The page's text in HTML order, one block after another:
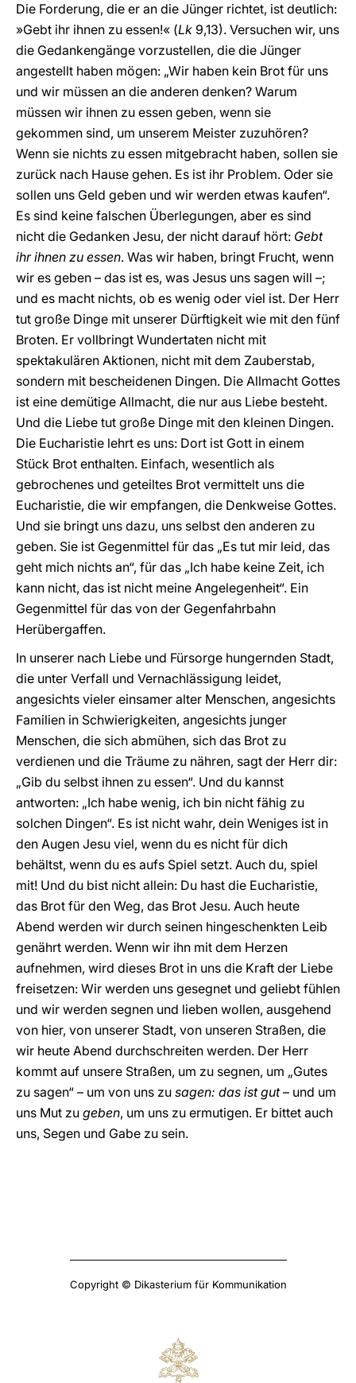
Die Forderung, die er an die Jünger richtet, ist deutlich:
»Gebt ihr ihnen zu essen!« (Lk 9,13). Versuchen wir, uns
die Gedankengänge vorzustellen, die die Jünger
angestellt haben mögen: „Wir haben kein Brot für uns
und wir müssen an die anderen denken? Warum
müssen wir ihnen zu essen geben, wenn sie
gekommen sind, um unserem Meister zuzuhören?
Wenn sie nichts zu essen mitgebracht haben, sollen sie
zurück nach Hause gehen. Es ist ihr Problem. Oder sie
sollen uns Geld geben und wir werden etwas kaufen“.
Es sind keine falschen Überlegungen, aber es sind
nicht die Gedanken Jesu, der nicht darauf hört: Gebt
ihr ihnen zu essen. Was wir haben, bringt Frucht, wenn
wir es geben – das ist es, was Jesus uns sagen will –;
und es macht nichts, ob es wenig oder viel ist. Der Herr
tut große Dinge mit unserer Dürftigkeit wie mit den fünf
Broten. Er vollbringt Wundertaten nicht mit
spektakulären Aktionen, nicht mit dem Zauberstab,
sondern mit bescheidenen Dingen. Die Allmacht Gottes
ist eine demütige Allmacht, die nur aus Liebe besteht.
Und die Liebe tut große Dinge mit den kleinen Dingen.
Die Eucharistie lehrt es uns: Dort ist Gott in einem
Stück Brot enthalten. Einfach, wesentlich als
gebrochenes und geteiltes Brot vermittelt uns die
Eucharistie, die wir empfangen, die Denkweise Gottes.
Und sie bringt uns dazu, uns selbst den anderen zu
geben. Sie ist Gegenmittel für das „Es tut mir leid, das
geht mich nichts an“, für das „Ich habe keine Zeit, ich
kann nicht, das ist nicht meine Angelegenheit“. Ein
Gegenmittel für das von der Gegenfahrbahn
Herübergaffen.
In unserer nach Liebe und Fürsorge hungernden Stadt,
die unter Verfall und Vernachlässigung leidet,
angesichts vieler einsamer alter Menschen, angesichts
Familien in Schwierigkeiten, angesichts junger
Menschen, die sich abmühen, sich das Brot zu
verdienen und die Träume zu nähren, sagt der Herr dir:
„Gib du selbst ihnen zu essen“. Und du kannst
antworten: „Ich habe wenig, ich bin nicht fähig zu
solchen Dingen“. Es ist nicht wahr, dein Weniges ist in
den Augen Jesu viel, wenn du es nicht für dich
behältst, wenn du es aufs Spiel setzt. Auch du, spiel
mit! Und du bist nicht allein: Du hast die Eucharistie,
das Brot für den Weg, das Brot Jesu. Auch heute
Abend werden wir durch seinen hingeschenkten Leib
genährt werden. Wenn wir ihn mit dem Herzen
aufnehmen, wird dieses Brot in uns die Kraft der Liebe
freisetzen: Wir werden uns gesegnet und geliebt fühlen
und wir werden segnen und lieben wollen, ausgehend
von hier, von unserer Stadt, von unseren Straßen, die
wir heute Abend durchschreiten werden. Der Herr
kommt auf unsere Straßen, um zu segnen, um „Gutes
zu sagen“ – um von uns zu sagen: das ist gut– und um
uns Mut zu geben, um uns zu ermutigen. Er bittet auch
uns, Segen und Gabe zu sein.
Copyright © Dikasterium für Kommunikation